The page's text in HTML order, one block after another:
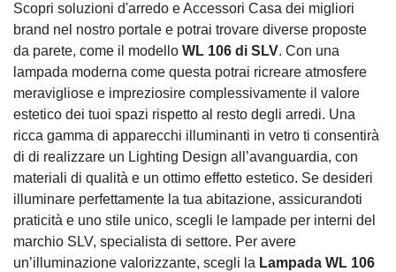
Scopri soluzioni d'arredo e Accessori Casa dei migliori
brand nel nostro portale e potrai trovare diverse proposte
da parete, come il modello WL 106 di SLV. Con una
lampada moderna come questa potrai ricreare atmosfere
meravigliose e impreziosire complessivamente il valore
estetico dei tuoi spazi rispetto al resto degli arredi. Una
ricca gamma di apparecchi illuminanti in vetro ti consentirà
di di realizzare un Lighting Design all’avanguardia, con
materiali di qualità e un ottimo effetto estetico. Se desideri
illuminare perfettamente la tua abitazione, assicurandoti
praticità e uno stile unico, scegli le lampade per interni del
marchio SLV, specialista di settore. Per avere
un’illuminazione valorizzante, scegli la Lampada WL 106